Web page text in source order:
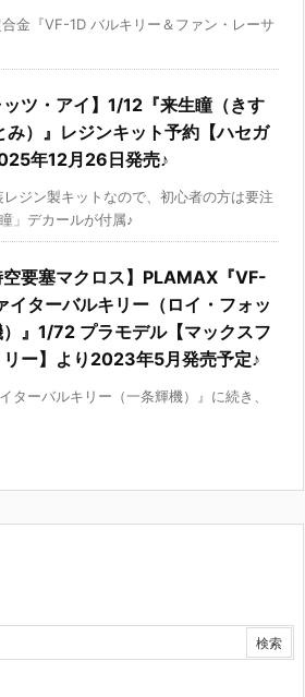
金『VF-1D バルキリー＆ファン・レーサ
ッツ・アイ】1/12『来生瞳（きす
み）』レジンキット予約【ハセガ
年12月26日発売♪
レジン製キットなので、初心者の方は要注
」デカールが付属♪
空要塞マクロス】PLAMAX『VF-
イターバルキリー（ロイ・フォッ
』1/72 プラモデル【マックスフ
リー】より2023年5月発売予定♪
ターバルキリー（一条輝機）』に続き、